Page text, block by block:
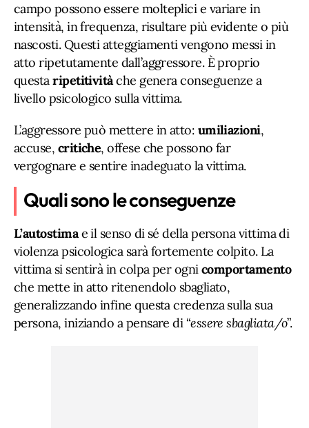
campo possono essere molteplici e variare in
intensità, in frequenza, risultare più evidente o più
nascosti. Questi atteggiamenti vengono messi in
atto ripetutamente dall’aggressore. È proprio
questaripetitivitàche genera conseguenze a
livello psicologico sulla vittima.
L’aggressore può mettere in atto: umiliazioni,
accuse, critiche, offese che possono far
vergognare e sentire inadeguato la vittima.
Quali sono le conseguenze
L’autostimae il senso di sé della persona vittima di
violenza psicologica sarà fortemente colpito. La
vittima si sentirà in colpa per ognicomportamento
che mette in atto ritenendolo sbagliato,
generalizzando infine questa credenza sulla sua
persona, iniziando a pensare di “essere sbagliata/o”.